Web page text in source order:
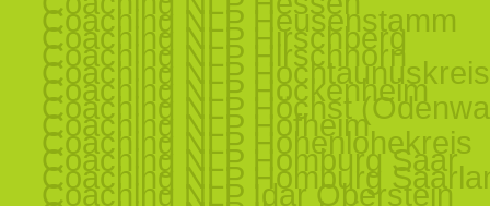
Coaching NLP Heusenstamm
Coaching NLP Hirschberg
Coaching NLP Hirschhorn
Coaching NLP Hochtaunuskreis
Coaching NLP Hockenheim
Coaching NLP Höchst
Coaching NLP Hofheim
Coaching NLP Hohenlohekreis
Coaching NLP Homburg Saar
Coaching NLP Homburg
Coaching NLP Idar Oberstein